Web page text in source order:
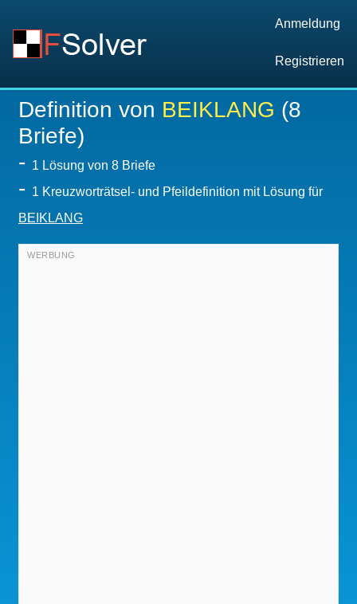
Anmeldung
Registrieren
Definition von BEIKLANG (8
Briefe)
- 1 Lösung von 8 Briefe
- 1 Kreuzworträtsel- und Pfeildefinition mit Lösung für
BEIKLANG